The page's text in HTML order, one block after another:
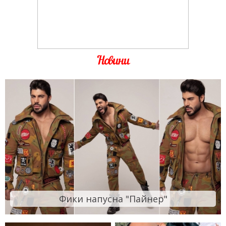
Новини
Фики напусна "Пайнер"